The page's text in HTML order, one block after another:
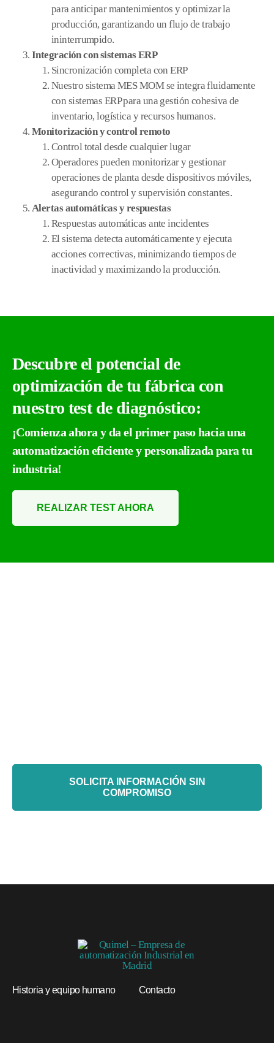
para anticipar mantenimientos y optimizar la
producción, garantizando un flujo de trabajo
ininterrumpido.
Integración con sistemas ERP
Sincronización completa con ERP
Nuestro sistema MES MOM se integra fluidamente
con sistemas ERP para una gestión cohesiva de
inventario, logística y recursos humanos.
Monitorización y control remoto
Control total desde cualquier lugar
Operadores pueden monitorizar y gestionar
operaciones de planta desde dispositivos móviles,
asegurando control y supervisión constantes.
Alertas automáticas y respuestas
Respuestas automáticas ante incidentes
El sistema detecta automáticamente y ejecuta
acciones correctivas, minimizando tiempos de
inactividad y maximizando la producción.
Descubre el potencial de
optimización de tu fábrica con
nuestro test de diagnóstico:
¡Comienza ahora y da el primer paso hacia una
automatización eficiente y personalizada para tu
industria!
REALIZAR TEST AHORA
SOLICITA INFORMACIÓN SIN
COMPROMISO
Historia y equipo humano Contacto